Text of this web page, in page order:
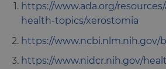
https://www.ada.org/
health-topics/xerostomia
https://www.ncbi.nlm.nih.gov/
https://www.nidcr.nih.gov/